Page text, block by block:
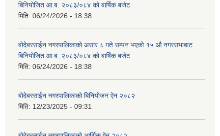
बिनियोजित आ.ब. २०८३/०८४ को बार्षिक बजेट
मिति: 06/24/2026 - 18:38
बोदेबरसाईन नगरपालिकाको असार ८ गते सम्पन भएको १५ ‍‍‍औ नगरसभाबाट
बिनियोजित आ.ब. २०८३/०८४ को बार्षिक बजेट
मिति: 06/24/2026 - 18:38
बोदेबरसाईन नगरपालिकाको बिनियोजन ऐन २०८२
मिति: 12/23/2025 - 09:31